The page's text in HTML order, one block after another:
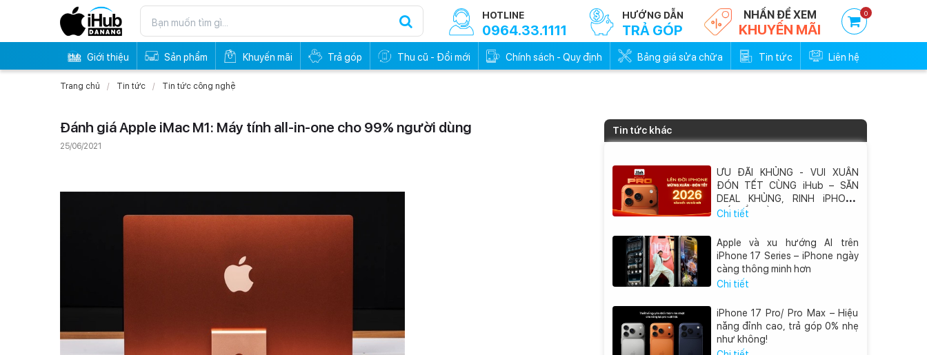
0
NHẤN ĐỂ XEM
KHUYẾN MÃI
HƯỚNG DẪN
TRẢ GÓP
HOTLINE
0964.33.1111
Giới thiệu Sản phẩm Khuyến mãi Trả góp Thu cũ - Đổi mới Chính sách - Quy định Bảng giá sửa chữa Tin tức Liên hệ
Trang chủ Tin tức Tin tức công nghệ
Đánh giá Apple iMac M1: Máy tính all-in-one cho 99% người dùng
25/06/2021
Tin tức khác
ƯU ĐÃI KHỦNG - VUI XUÂN
ĐÓN TẾT CÙNG iHub – SĂN
DEAL KHỦNG, RINH iPHONE
MỚI VỀ NHÀ
Chi tiết
Apple và xu hướng AI trên
iPhone 17 Series – iPhone ngày
càng thông minh hơn
Chi tiết
iPhone 17 Pro/ Pro Max – Hiệu
năng đỉnh cao, trả góp 0% nhẹ
như không!